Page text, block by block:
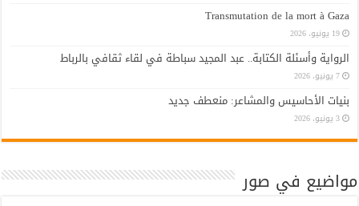
Transmutation de la mort à Gaza
19 يونيو، 2026
الرواية وأسئلة الكتابة.. عبد المجيد سباطة في لقاء ثقافي بالرباط
7 يونيو، 2026
بنيات الأحاسيس والمشاعر: منعطف جديد
3 يونيو، 2026
مواضيع في صور